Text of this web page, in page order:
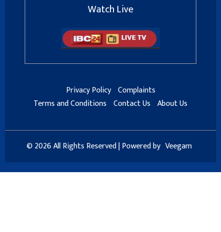
Watch Live
Privacy Policy Complaints
Terms and Conditions Contact Us About Us
© 2026 All Rights Reserved | Powered by Veegam